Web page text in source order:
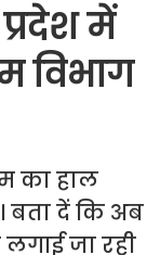
में
विभाग
का हाल
बता दें कि अब
जा रही